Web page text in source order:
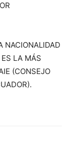
NACIONALIDAD
LA MÁS
(CONSEJO